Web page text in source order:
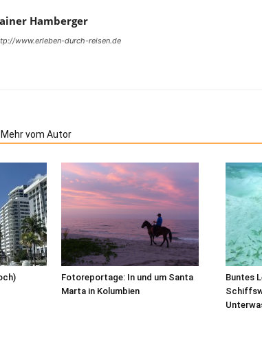
Hamberger
www.erleben-durch-reisen.de
Mehr vom Autor
Fotoreportage: In und um Santa
Marta in Kolumbien
Buntes